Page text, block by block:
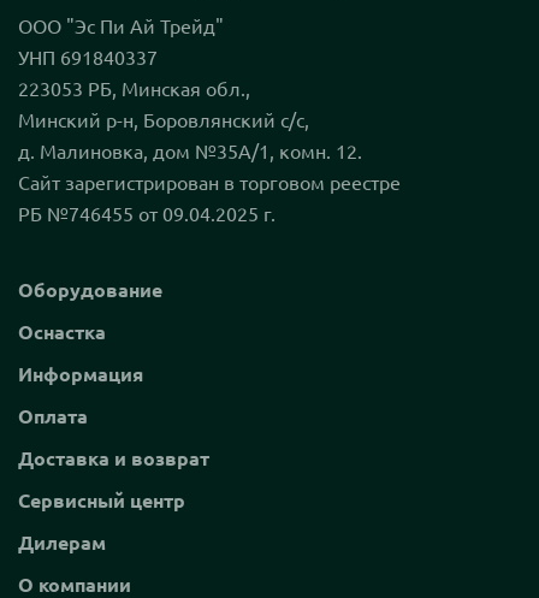
ООО "Эс Пи Ай Трейд"
УНП 691840337
223053 РБ, Минская обл.,
Минский р-н, Боровлянский с/с,
д. Малиновка, дом №35А/1, комн. 12.
Сайт зарегистрирован в торговом реестре
РБ №746455 от 09.04.2025 г.
Оборудование
Оснастка
Информация
Оплата
Доставка и возврат
Сервисный центр
Дилерам
О компании